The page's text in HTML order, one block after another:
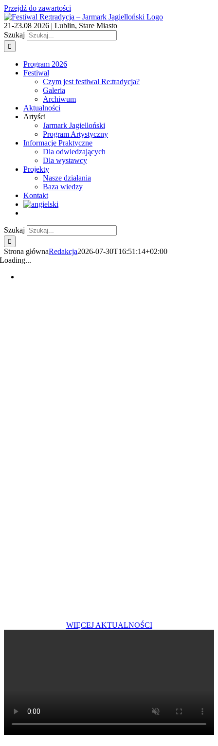
Przejdź do zawartości
21-23.08 2026 | Lublin, Stare Miasto
Szukaj
Program 2026
Festiwal
Czym jest festiwal Re:tradycja?
Galeria
Archiwum
Aktualności
Artyści
Jarmark Jagielloński
Program Artystyczny
Informacje Praktyczne
Dla odwiedzających
Dla wystawcy
Projekty
Nasze działania
Baza wiedzy
Kontakt
Szukaj
Strona głównaRedakcja2026-07-30T16:51:14+02:00
Loading...
WIĘCEJ AKTUALNOŚCI